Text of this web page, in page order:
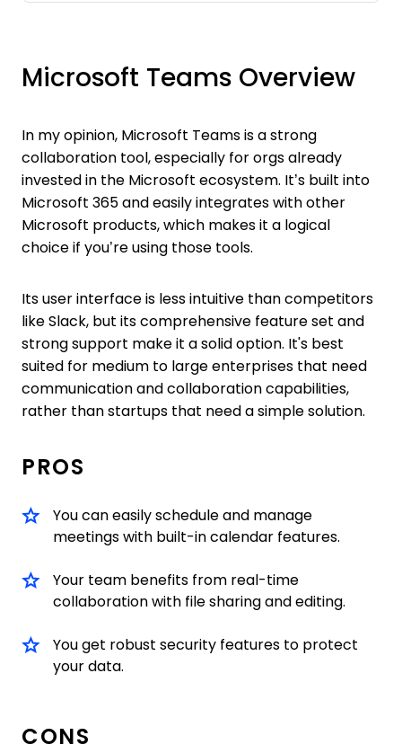
Microsoft Teams Overview
In my opinion, Microsoft Teams is a strong
collaboration tool, especially for orgs already
invested in the Microsoft ecosystem. It’s built into
Microsoft 365 and easily integrates with other
Microsoft products, which makes it a logical
choice if you’re using those tools.
Its user interface is less intuitive than competitors
like Slack, but its comprehensive feature set and
strong support make it a solid option. It's best
suited for medium to large enterprises that need
communication and collaboration capabilities,
rather than startups that need a simple solution.
PROS
You can easily schedule and manage
meetings with built-in calendar features.
Your team benefits from real-time
collaboration with file sharing and editing.
You get robust security features to protect
your data.
CONS